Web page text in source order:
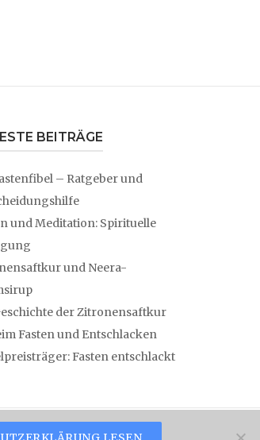
BEITRÄGE
– Ratgeber und
und Meditation: Spirituelle
und Neera-
der Zitronensaftkur
Fasten und Entschlacken
Fasten entschlackt